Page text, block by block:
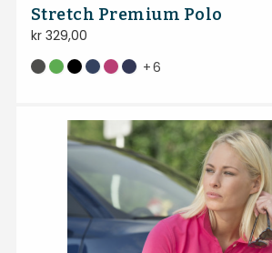
Stretch Premium Polo
kr329,00
+6